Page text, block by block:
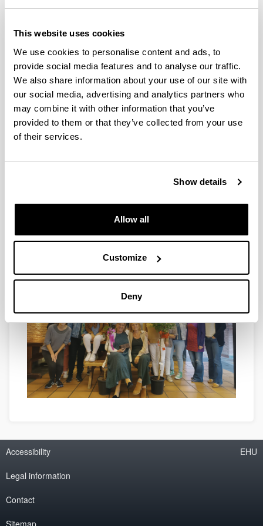
This website uses cookies
We use cookies to personalise content and ads, to
provide social media features and to analyse our traffic.
We also share information about your use of our site with
our social media, advertising and analytics partners who
may combine it with other information that you’ve
provided to them or that they’ve collected from your use
of their services.
Show details
Allow all
Customize
Deny
of Ecosystem Services in the Basque
Country’:
Peña, L y Ametzaga-Arregi, I., 2023. Guía metodológica
para el cartografiado de los Servicios de los
Ecosistemas en Euskadi. Servicio Editorial de la
Universidad del País Vasco (UPV/EHU), 134 p. ISBN:
978-84-1319-582-7.
Fernández de Manuel, B., Peña, L., Ametzaga-Arregi,
de los servicios de los ecosistemas en la formulación de
Universidad del País Vasco (UPV/EHU), Bilbao. pp.132.
Modelo para la Evaluación de la Infraestructura Verde
Accessibility
Legal information
Contact
Sitemap
EHU